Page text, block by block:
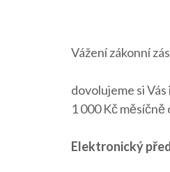
Vážení zákonní
dovolujeme si
1 000 Kč měsíčně
Elektronický